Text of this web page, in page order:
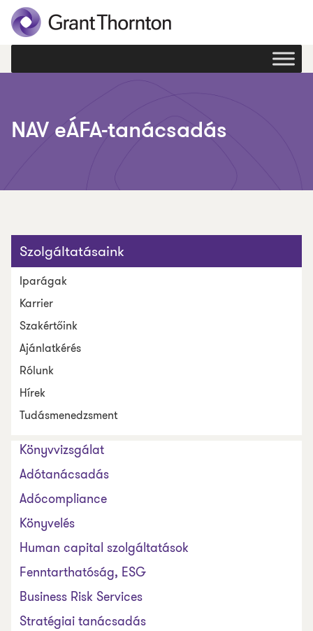
NAV eÁFA-tanácsadás
Szolgáltatásaink
Iparágak
Karrier
Szakértőink
Ajánlatkérés
Rólunk
Hírek
Tudásmenedzsment
Könyvvizsgálat
Adótanácsadás
Adócompliance
Könyvelés
Human capital szolgáltatások
Fenntarthatóság, ESG
Business Risk Services
Stratégiai tanácsadás